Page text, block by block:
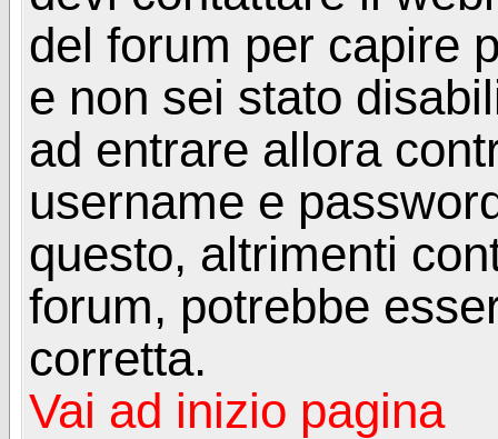
del forum per capire
e non sei stato
ad entrare allora
username e
questo, altrimenti
forum, potrebbe
corretta.
Vai ad inizio pagina